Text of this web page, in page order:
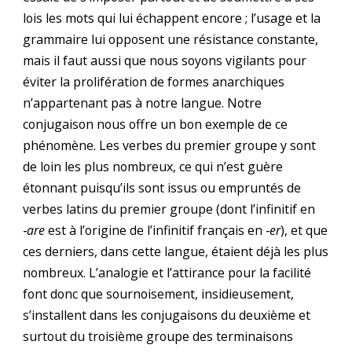
lois les mots qui lui échappent encore ; l’usage et la
grammaire lui opposent une résistance constante,
mais il faut aussi que nous soyons vigilants pour
éviter la prolifération de formes anarchiques
n’appartenant pas à notre langue. Notre
conjugaison nous offre un bon exemple de ce
phénomène. Les verbes du premier groupe y sont
de loin les plus nombreux, ce qui n’est guère
étonnant puisqu’ils sont issus ou empruntés de
verbes latins du premier groupe (dont l’infinitif en
‑areest à l’origine de l’infinitif français en ‑er), et que
ces derniers, dans cette langue, étaient déjà les plus
nombreux. L’analogie et l’attirance pour la facilité
font donc que sournoisement, insidieusement,
s’installent dans les conjugaisons du deuxième et
surtout du troisième groupe des terminaisons